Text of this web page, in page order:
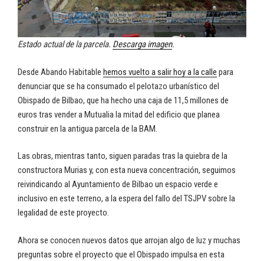
Estado actual de la parcela. Descarga imagen.
Desde Abando Habitable hemos vuelto a salir hoy a la calle para
denunciar que se ha consumado el pelotazo urbanístico del
Obispado de Bilbao, que ha hecho una caja de 11,5 millones de
euros tras vender a Mutualia la mitad del edificio que planea
construir en la antigua parcela de la BAM.
Las obras, mientras tanto, siguen paradas tras la quiebra de la
constructora Murias y, con esta nueva concentración, seguimos
reivindicando al Ayuntamiento de Bilbao un espacio verde e
inclusivo en este terreno, a la espera del fallo del TSJPV sobre la
legalidad de este proyecto.
Ahora se conocen nuevos datos que arrojan algo de luz y muchas
preguntas sobre el proyecto que el Obispado impulsa en esta